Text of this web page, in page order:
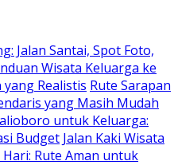
Jalan Santai, Spot Foto,
Wisata Keluarga ke
Realistis Rute Sarapan
yang Masih Mudah
untuk Keluarga:
Budget Jalan Kaki Wisata
Rute Aman untuk